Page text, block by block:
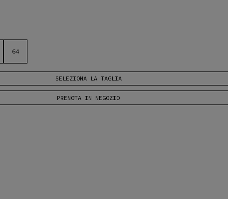
64
SELEZIONA LA TAGLIA
PRENOTA IN NEGOZIO